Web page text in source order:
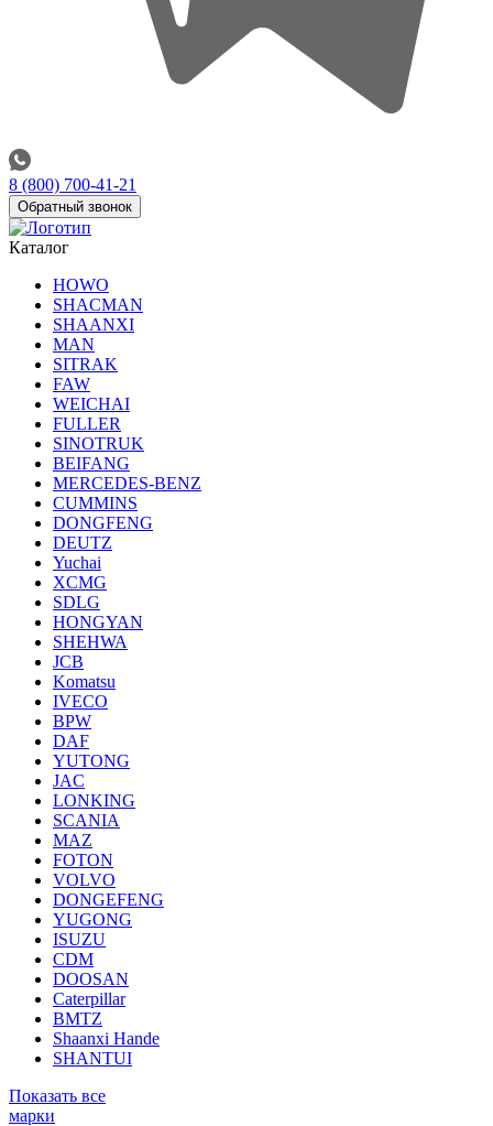
8 (800) 700-41-21
Обратный звонок
Каталог
HOWO
SHACMAN
SHAANXI
MAN
SITRAK
FAW
WEICHAI
FULLER
SINOTRUK
BEIFANG
MERCEDES-BENZ
CUMMINS
DONGFENG
DEUTZ
Yuchai
XCMG
SDLG
HONGYAN
SHEHWA
JCB
Komatsu
IVECO
BPW
DAF
YUTONG
JAC
LONKING
SCANIA
MAZ
FOTON
VOLVO
DONGEFENG
YUGONG
ISUZU
CDM
DOOSAN
Caterpillar
BMTZ
Shaanxi Hande
SHANTUI
Показать все
марки